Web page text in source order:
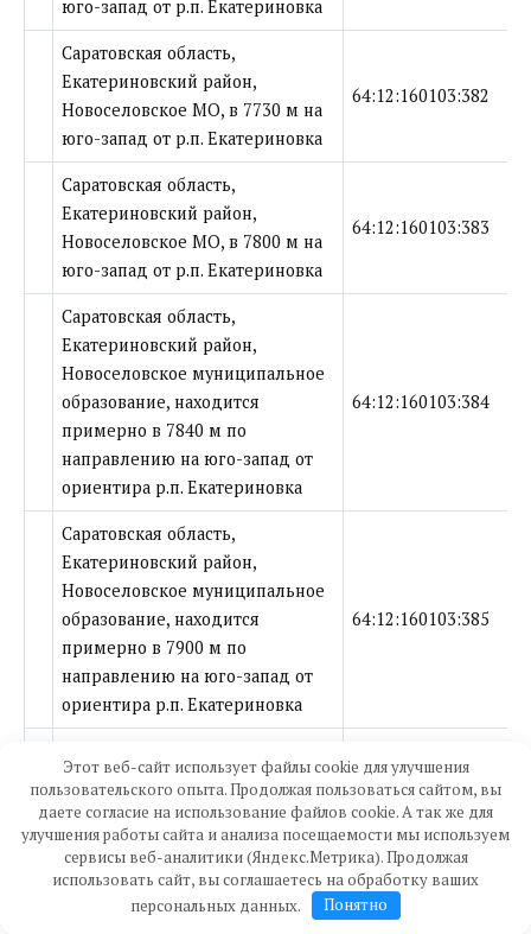
юго-запад от р.п. Екатериновка
Саратовская область,
Екатериновский район,
Новоселовское МО, в 7730 м на
юго-запад от р.п. Екатериновка
64:12:160103:382
Саратовская область,
Екатериновский район,
Новоселовское МО, в 7800 м на
юго-запад от р.п. Екатериновка
64:12:160103:383
Саратовская область,
Екатериновский район,
Новоселовское муниципальное
образование, находится
примерно в 7840 м по
направлению на юго-запад от
ориентира р.п. Екатериновка
64:12:160103:384
Саратовская область,
Екатериновский район,
Новоселовское муниципальное
образование, находится
примерно в 7900 м по
направлению на юго-запад от
ориентира р.п. Екатериновка
64:12:160103:385
Екатериновский район,
Новоселовское муниципальное
образование, находится
примерно в 7970 м по
направлению на юго-запад от
ориентира р.п. Екатериновка
64:12:160103:386
Этот веб-сайт использует файлы cookie для улучшения
пользовательского опыта. Продолжая пользоваться сайтом, вы
даете согласие на использование файлов cookie. А так же для
улучшения работы сайта и анализа посещаемости мы используем
сервисы веб-аналитики (Яндекс.Метрика). Продолжая
использовать сайт, вы соглашаетесь на обработку ваших
персональных данных.
Понятно